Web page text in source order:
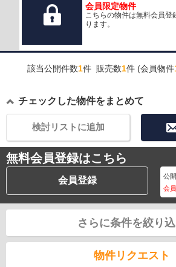
会員限定物件
こちらの物件は無料会員登
ります。
該当公開件数1件 販売数1件 (会員物件
チェックした物件をまとめて
検討リストに追加
無料会員登録はこちら
会員登録 公
会
さらに条件を絞り
物件リクエスト